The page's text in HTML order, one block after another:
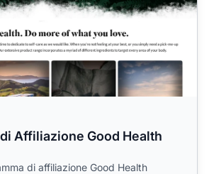
Affiliazione Good Health
di affiliazione Good Health